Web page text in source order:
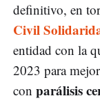
definitivo, en
Civil
entidad con la
2023 para
con parálisis